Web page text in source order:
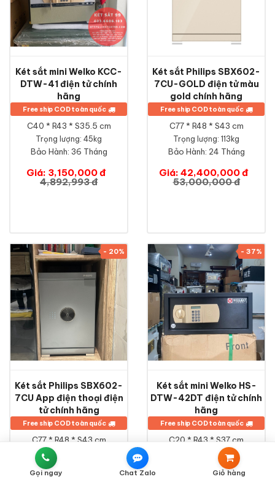
Gọi ngay Chat Zalo Giỏ hàng
Két sắt mini Welko KCC-
DTW-41 điện tử chính
hãng
Free ship COD toàn quốc
C40 * R43 * S35.5 cm
Trọng lượng: 45kg
Bảo Hành: 36 Tháng
Giá: 3,150,000 đ
4,892,993 đ
Két sắt Philips SBX602-
7CU-GOLD điện tử màu
gold chính hãng
Free ship COD toàn quốc
C77 * R48 * S43 cm
Trọng lượng: 113kg
Bảo Hành: 24 Tháng
Giá: 42,400,000 đ
53,000,000 đ
- 20%
Két sắt Philips SBX602-
7CU App điện thoại điện
tử chính hãng
Free ship COD toàn quốc
C77 * R48 * S43 cm
Trọng lượng: 113kg
Bảo Hành:
- 37%
Két sắt mini Welko HS-
DTW-42DT điện tử chính
hãng
Free ship COD toàn quốc
C20 * R43 * S37 cm
Trọng lượng: 12kg
36 Tháng